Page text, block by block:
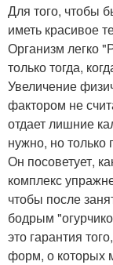
Для того, чтобы
иметь красивое
Организм легко
только тогда,
Увеличение
фактором не
отдает лишние
нужно, но
Он посоветует,
комплекс
чтобы после
бодрым
это гарантия
форм, о которых